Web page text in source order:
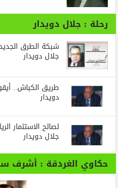
رحلة : جلال دويدار
شبكة الطرق
جلال دويدار
طريق الكباش..
دويدار
لصالح الاستثمار
جلال دويدار
حكاوي الغردقة : أشرف